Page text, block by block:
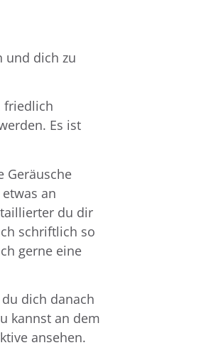
und dich zu
friedlich
Es ist
Geräusche
an
du dir
schriftlich so
gerne eine
dich danach
kannst an dem
ansehen.